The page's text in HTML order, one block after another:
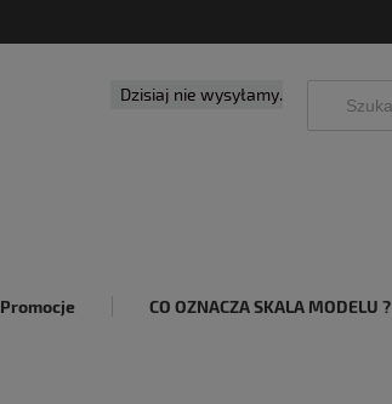
Dzisiaj nie wysyłamy.
Promocje CO OZNACZA SKALA MODELU ?